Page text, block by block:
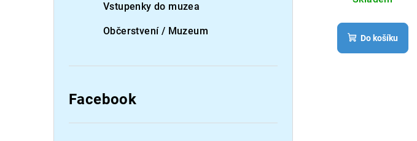
Vstupenky do muzea
Občerstvení / Muzeum
Facebook
Do košíku